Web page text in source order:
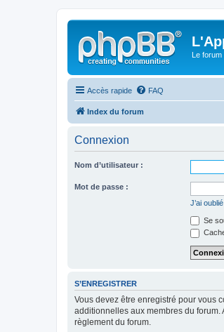
Le forum
Accès rapide FAQ
Index du forum
Connexion
Nom d’utilisateur :
Mot de passe :
J’ai
Se
S’ENREGISTRER
Vous devez être enregistré pour vous
additionnelles aux membres du forum.
règlement du forum.